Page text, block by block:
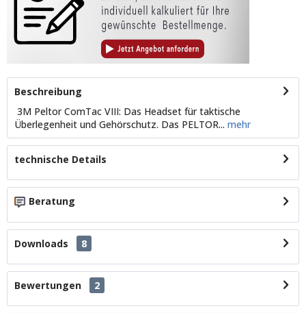
Beschreibung
3M Peltor ComTac VIII: Das Headset für taktische
Überlegenheit und Gehörschutz. Das PELTOR... mehr
technische Details
Beratung
Downloads 8
Bewertungen 2